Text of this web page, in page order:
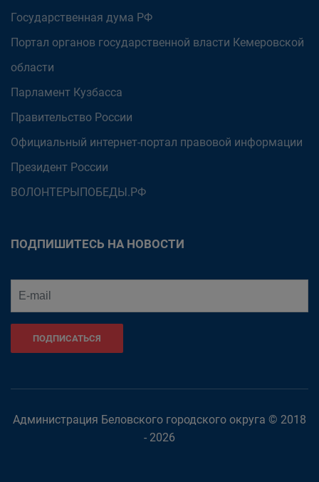
Государственная дума РФ
Портал органов государственной власти Кемеровской
области
Парламент Кузбасса
Правительство России
Официальный интернет-портал правовой информации
Президент России
ВОЛОНТЕРЫПОБЕДЫ.РФ
ПОДПИШИТЕСЬ НА НОВОСТИ
ПОДПИСАТЬСЯ
Администрация Беловского городского округа © 2018
- 2026